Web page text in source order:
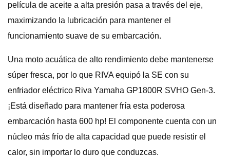
película de aceite a alta presión pasa a través del eje,
maximizando la lubricación para mantener el
funcionamiento suave de su embarcación.
Una moto acuática de alto rendimiento debe mantenerse
súper fresca, por lo que RIVA equipó la SE con su
enfriador eléctrico Riva Yamaha GP1800R SVHO Gen-3.
¡Está diseñado para mantener fría esta poderosa
embarcación hasta 600 hp! El componente cuenta con un
núcleo más frío de alta capacidad que puede resistir el
calor, sin importar lo duro que conduzcas.